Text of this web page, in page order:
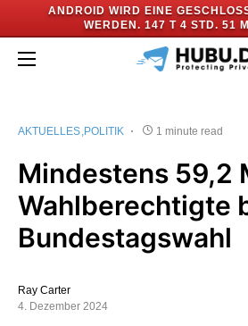
ANDROID WIRD EINE
WERDEN. 147 T 4 STD. 51
AKTUELLES POLITIK 1 minute read
Mindestens 59,2
Wahlberechtigte
Bundestagswahl
Ray Carter
4. Dezember 2024